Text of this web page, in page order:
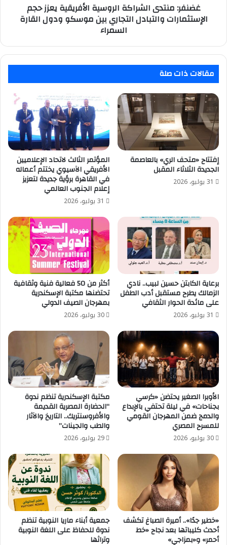
التجاري
موسكو
القارة
غضنفر: منتدى الشراكة الروسية الأفريقية يعزز حجم
الإستثمارات والتبادل التجاري بين موسكو ودول القارة
السمراء
مقالات ذات صلة
إفتتاح «متحف الري» بالعاصمة
الجديدة الثلاثاء المقبل
31 يوليو، 2026
المؤتمر الثالث لاتحاد الإعلاميين
الأفريقي الآسيوي يختتم أعماله
في القاهرة برؤية جديدة لتعزيز
إعلام الجنوب العالمي
31 يوليو، 2026
برعاية الكابتن حسين لبيب.. نادي
الزمالك يطرح مستقبل أدب الطفل
على مائدة الحوار الثقافي
31 يوليو، 2026
أكثر من 50 فعالية فنية وثقافية
تحتضنها مكتبة الإسكندرية
بمهرجان الصيف الدولي
30 يوليو، 2026
الأوبرا الصغير يحتضن «كرسي
بجناحات» في ليلة تحتفي بالإبداع
والدمج ضمن المهرجان القومي
للمسرح المصري
30 يوليو، 2026
مكتبة الإسكندرية تنظم ندوة
“الحضارة المصرية القديمة
والأفروسنتريك.. التاريخ والآثار
والطب والجينات”
29 يوليو، 2026
«خطير جدًا».. أميرة الصباغ تكشف
أحدث كليباتها بعد نجاح «خط
أحمر» و«بمزاجي»
جمعية أبناء ماريا النوبية تنظم
ندوة للحفاظ على اللغة النوبية
وتراثها